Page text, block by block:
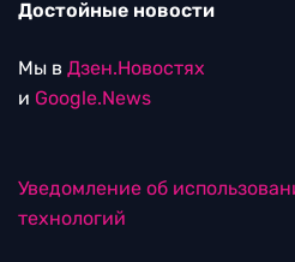
Достойные новости
Мы в Дзен.Новостях
и Google.News
Уведомление об
технологий